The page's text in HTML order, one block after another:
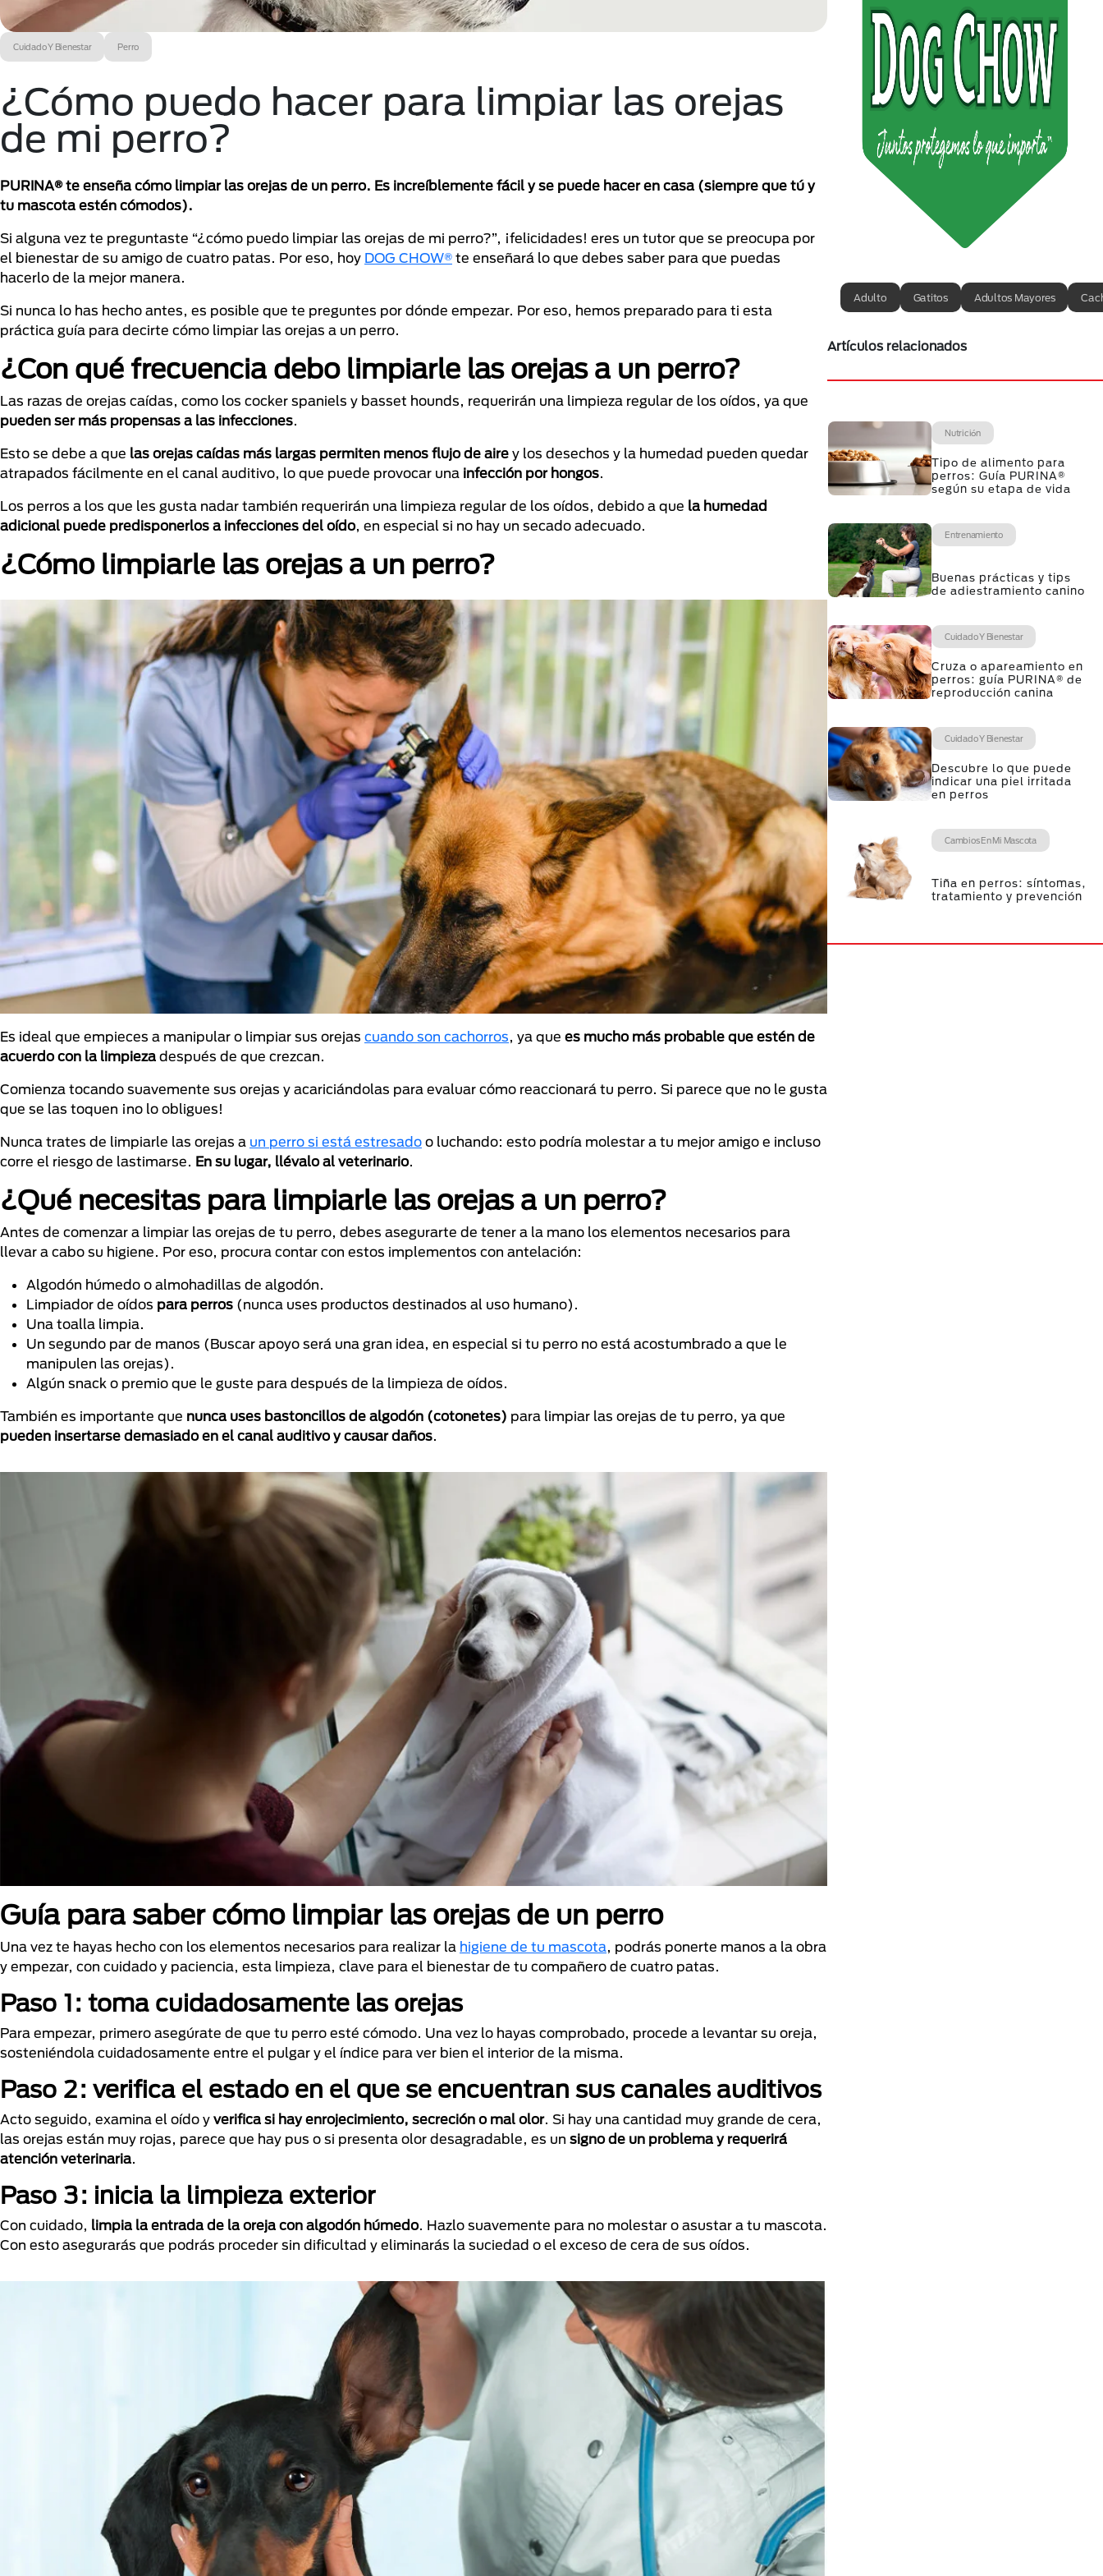
Cuidado Y Bienestar Perro
¿Cómo puedo hacer para limpiar las orejas
de mi perro?
PURINA® te enseña cómo limpiar las orejas de un perro. Es increíblemente fácil y se puede hacer en casa (siempre que tú y
tu mascota estén cómodos).
Si alguna vez te preguntaste “¿cómo puedo limpiar las orejas de mi perro?”, ¡felicidades! eres un tutor que se preocupa por
el bienestar de su amigo de cuatro patas. Por eso, hoy DOG CHOW® te enseñará lo que debes saber para que puedas
hacerlo de la mejor manera.
Si nunca lo has hecho antes, es posible que te preguntes por dónde empezar. Por eso, hemos preparado para ti esta
práctica guía para decirte cómo limpiar las orejas a un perro.
¿Con qué frecuencia debo limpiarle las orejas a un perro?
Las razas de orejas caídas, como los cocker spaniels y basset hounds, requerirán una limpieza regular de los oídos, ya que
pueden ser más propensas a las infecciones.
Esto se debe a que las orejas caídas más largas permiten menos flujo de aire y los desechos y la humedad pueden quedar
atrapados fácilmente en el canal auditivo, lo que puede provocar una infección por hongos.
Los perros a los que les gusta nadar también requerirán una limpieza regular de los oídos, debido a que la humedad
adicional puede predisponerlos a infecciones del oído, en especial si no hay un secado adecuado.
¿Cómo limpiarle las orejas a un perro?
Es ideal que empieces a manipular o limpiar sus orejas cuando son cachorros, ya que es mucho más probable que estén de
acuerdo con la limpieza después de que crezcan.
Comienza tocando suavemente sus orejas y acariciándolas para evaluar cómo reaccionará tu perro. Si parece que no le gusta
que se las toquen ¡no lo obligues!
Nunca trates de limpiarle las orejas a un perro si está estresado o luchando: esto podría molestar a tu mejor amigo e incluso
corre el riesgo de lastimarse. En su lugar, llévalo al veterinario.
¿Qué necesitas para limpiarle las orejas a un perro?
Antes de comenzar a limpiar las orejas de tu perro, debes asegurarte de tener a la mano los elementos necesarios para
llevar a cabo su higiene. Por eso, procura contar con estos implementos con antelación:
Algodón húmedo o almohadillas de algodón.
Limpiador de oídos para perros (nunca uses productos destinados al uso humano).
Una toalla limpia.
Un segundo par de manos (Buscar apoyo será una gran idea, en especial si tu perro no está acostumbrado a que le
manipulen las orejas).
Algún snack o premio que le guste para después de la limpieza de oídos.
También es importante que nunca uses bastoncillos de algodón (cotonetes) para limpiar las orejas de tu perro, ya que
pueden insertarse demasiado en el canal auditivo y causar daños.
Guía para saber cómo limpiar las orejas de un perro
Una vez te hayas hecho con los elementos necesarios para realizar la higiene de tu mascota, podrás ponerte manos a la obra
y empezar, con cuidado y paciencia, esta limpieza, clave para el bienestar de tu compañero de cuatro patas.
Paso 1: toma cuidadosamente las orejas
Para empezar, primero asegúrate de que tu perro esté cómodo. Una vez lo hayas comprobado, procede a levantar su oreja,
sosteniéndola cuidadosamente entre el pulgar y el índice para ver bien el interior de la misma.
Paso 2: verifica el estado en el que se encuentran sus canales auditivos
Acto seguido, examina el oído y verifica si hay enrojecimiento, secreción o mal olor. Si hay una cantidad muy grande de cera,
las orejas están muy rojas, parece que hay pus o si presenta olor desagradable, es un signo de un problema y requerirá
atención veterinaria.
Paso 3: inicia la limpieza exterior
Con cuidado, limpia la entrada de la oreja con algodón húmedo. Hazlo suavemente para no molestar o asustar a tu mascota.
Con esto asegurarás que podrás proceder sin dificultad y eliminarás la suciedad o el exceso de cera de sus oídos.
Adulto Gatitos Adultos Mayores
Artículos relacionados
Nutrición
Tipo de alimento para
perros: Guía PURINA®
según su etapa de vida
Entrenamiento
Buenas prácticas y tips
de adiestramiento canino
Cuidado Y Bienestar
Cruza o apareamiento en
perros: guía PURINA® de
reproducción canina
Cuidado Y Bienestar
Descubre lo que puede
indicar una piel irritada
en perros
Cambios En Mi Mascota
Tiña en perros: síntomas,
tratamiento y prevención